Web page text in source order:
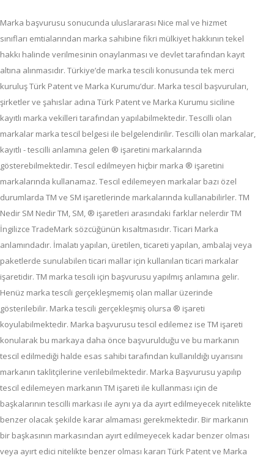
Marka başvurusu sonucunda uluslararası Nice mal ve hizmet
sınıfları emtialarından marka sahibine fikri mülkiyet hakkının tekel
hakkı halinde verilmesinin onaylanması ve devlet tarafından kayıt
altına alınmasıdır. Türkiye’de marka tescili konusunda tek merci
kuruluş Türk Patent ve Marka Kurumu’dur. Marka tescil başvuruları,
şirketler ve şahıslar adına Türk Patent ve Marka Kurumu siciline
kayıtlı marka vekilleri tarafından yapılabilmektedir. Tescilli olan
markalar marka tescil belgesi ile belgelendirilir. Tescilli olan markalar,
kayıtlı - tescilli anlamına gelen ® işaretini markalarında
gösterebilmektedir. Tescil edilmeyen hiçbir marka ® işaretini
markalarında kullanamaz. Tescil edilemeyen markalar bazı özel
durumlarda TM ve SM işaretlerinde markalarında kullanabilirler. TM
Nedir SM Nedir TM, SM, ® işaretleri arasındaki farklar nelerdir TM
İngilizce TradeMark sözcüğünün kısaltmasıdır. Ticari Marka
anlamındadır. İmalatı yapılan, üretilen, ticareti yapılan, ambalaj veya
paketlerde sunulabilen ticari mallar için kullanılan ticari markalar
işaretidir. TM marka tescili için başvurusu yapılmış anlamına gelir.
Henüz marka tescili gerçekleşmemiş olan mallar üzerinde
gösterilebilir. Marka tescili gerçekleşmiş olursa ® işareti
koyulabilmektedir. Marka başvurusu tescil edilemez ise TM işareti
konularak bu markaya daha önce başvurulduğu ve bu markanın
tescil edilmediği halde esas sahibi tarafından kullanıldığı uyarısını
markanın taklitçilerine verilebilmektedir. Marka Başvurusu yapılıp
tescil edilemeyen markanın TM işareti ile kullanması için de
başkalarının tescilli markası ile aynı ya da ayırt edilmeyecek nitelikte
benzer olacak şekilde karar almaması gerekmektedir. Bir markanın
bir başkasının markasından ayırt edilmeyecek kadar benzer olması
veya ayırt edici nitelikte benzer olması kararı Türk Patent ve Marka